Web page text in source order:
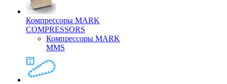
Компрессоры MARK
COMPRESSORS
Компрессоры MARK
MMS